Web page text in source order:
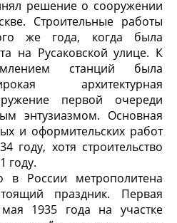
решение о сооружении
Строительные работы
же года, когда была
на Русаковской улице. К
станций была
архитектурная
первой очереди
энтузиазмом. Основная
и оформительских работ
году, хотя строительство
году.
метрополитена
праздник. Первая
1935 года на участке